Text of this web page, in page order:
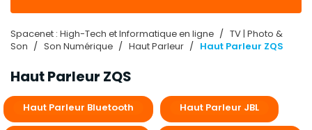
Spacenet : High-Tech et Informatique en ligne
TV | Photo &
Son
Son Numérique Haut Parleur Haut Parleur ZQS
Haut Parleur ZQS
Haut Parleur Bluetooth Haut Parleur JBL